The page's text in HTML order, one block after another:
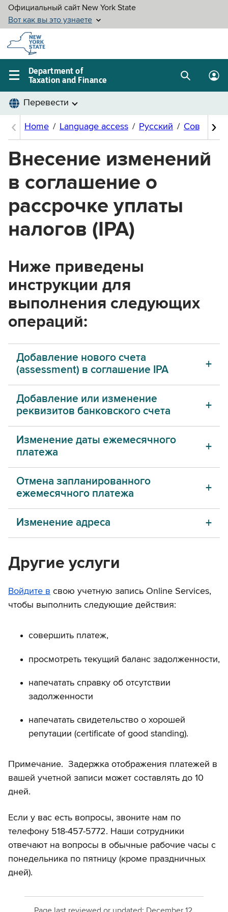
Skip to
main
content
Department of
Taxation and Finance
Main
navigation
menu
SearchLog
Внесение изменений
в соглашение о
рассрочке уплаты
налогов (IPA)
Ниже приведены
инструкции для
выполнения следующих
операций:
Добавление нового счета
(assessment) в соглашение IPA
Добавление или изменение
реквизитов банковского счета
Изменение даты ежемесячного
платежа
Отмена запланированного
ежемесячного платежа
Изменение адреса
Другие услуги
Войдите в свою учетную запись Online Services,
чтобы выполнить следующие действия:
совершить платеж,
просмотреть текущий баланс задолженности,
напечатать справку об отсутствии
задолженности
напечатать свидетельство о хорошей
репутации (certificate of good standing).
Примечание. Задержка отображения платежей в
вашей учетной записи может составлять до 10
дней.
Если у вас есть вопросы, звоните нам по
телефону 518-457-5772. Наши сотрудники
отвечают на вопросы в обычные рабочие часы с
понедельника по пятницу (кроме праздничных
дней).